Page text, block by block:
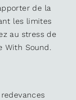
de la
les limites
au stress de
With Sound.